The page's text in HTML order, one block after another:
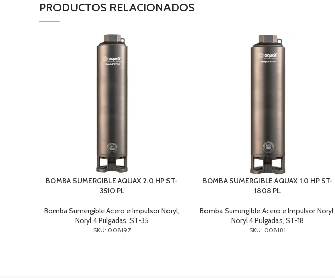
PRODUCTOS RELACIONADOS
BOMBA SUMERGIBLE AQUAX 2.0 HP ST-
3510 PL
Bomba Sumergible Acero e Impulsor Noryl,
Noryl 4 Pulgadas, ST-35
SKU: 008197
BOMBA SUMERGIBLE AQUAX 1.0 HP ST-
1808 PL
Bomba Sumergible Acero e Impulsor Noryl,
Noryl 4 Pulgadas, ST-18
SKU: 008181